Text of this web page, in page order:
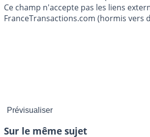
Ce champ n'accepte pas les liens
FranceTransactions.com (hormis vers